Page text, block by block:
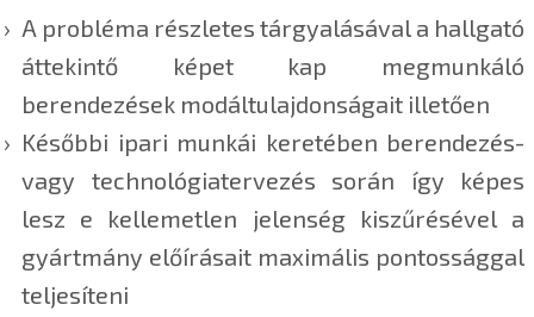
A probléma részletes tárgyalásával a hallgató
áttekintő képet kap megmunkáló
berendezések modáltulajdonságait illetően
Későbbi ipari munkái keretében berendezés-
vagy technológiatervezés során így képes
lesz e kellemetlen jelenség kiszűrésével a
gyártmány előírásait maximális pontossággal
teljesíteni